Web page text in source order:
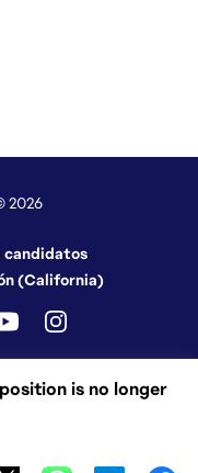
is no longer
2026
candidatos
(California)